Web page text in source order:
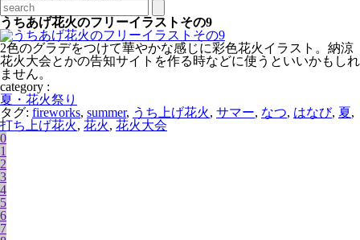
うちあげ花火のフリーイラストその9
2色のグラデをつけて華やかな感じに彩色花火イラスト。納涼
花火大会とかの告知サイトを作る時などに使うといいかもしれ
ません。
category :
夏・花火祭り
タグ: fireworks, summer, うち上げ花火, サマー, なつ, はなび, 夏,
打ち上げ花火, 花火, 花火大会
0
1
2
3
4
5
6
7